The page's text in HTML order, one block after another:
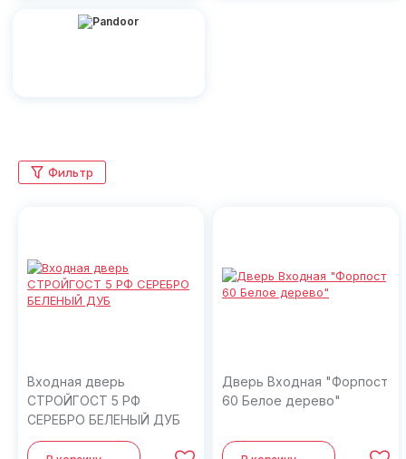
Фильтр
Входная дверь
СТРОЙГОСТ 5 РФ
СЕРЕБРО БЕЛЕНЫЙ ДУБ
Дверь Входная "Форпост
60 Белое дерево"